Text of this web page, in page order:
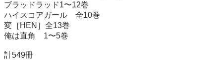
ブラッドラッド1〜12巻
ハイスコアガール　全10巻
変［HEN］全13巻
俺は直角　1〜5巻
計549冊